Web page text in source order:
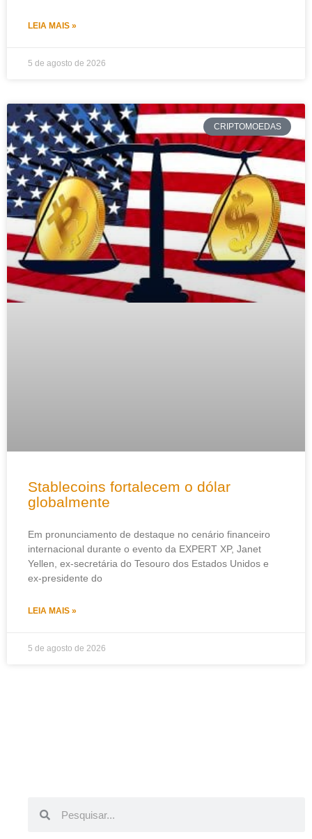
LEIA MAIS »
5 de agosto de 2026
CRIPTOMOEDAS
Stablecoins fortalecem o dólar
globalmente
Em pronunciamento de destaque no cenário financeiro
internacional durante o evento da EXPERT XP, Janet
Yellen, ex-secretária do Tesouro dos Estados Unidos e
ex-presidente do
LEIA MAIS »
5 de agosto de 2026